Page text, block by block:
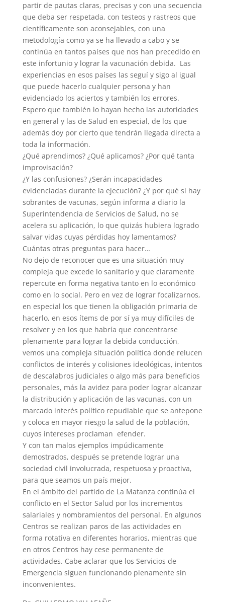
partir de pautas claras, precisas y con una secuencia
que deba ser respetada, con testeos y rastreos que
científicamente son aconsejables, con una
metodología como ya se ha llevado a cabo y se
continúa en tantos países que nos han precedido en
este infortunio y lograr la vacunación debida. Las
experiencias en esos países las seguí y sigo al igual
que puede hacerlo cualquier persona y han
evidenciado los aciertos y también los errores.
Espero que también lo hayan hecho las autoridades
en general y las de Salud en especial, de los que
además doy por cierto que tendrán llegada directa a
toda la información.
¿Qué aprendimos? ¿Qué aplicamos? ¿Por qué tanta
improvisación?
¿Y las confusiones? ¿Serán incapacidades
evidenciadas durante la ejecución? ¿Y por qué si hay
sobrantes de vacunas, según informa a diario la
Superintendencia de Servicios de Salud, no se
acelera su aplicación, lo que quizás hubiera logrado
salvar vidas cuyas pérdidas hoy lamentamos?
Cuántas otras preguntas para hacer…
No dejo de reconocer que es una situación muy
compleja que excede lo sanitario y que claramente
repercute en forma negativa tanto en lo económico
como en lo social. Pero en vez de lograr focalizarnos,
en especial los que tienen la obligación primaria de
hacerlo, en esos ítems de por sí ya muy difíciles de
resolver y en los que habría que concentrarse
plenamente para lograr la debida conducción,
vemos una compleja situación política donde relucen
conflictos de interés y colisiones ideológicas, intentos
de descalabros judiciales o algo más para beneficios
personales, más la avidez para poder lograr alcanzar
la distribución y aplicación de las vacunas, con un
marcado interés político repudiable que se antepone
y coloca en mayor riesgo la salud de la población,
cuyos intereses proclaman efender.
Y con tan malos ejemplos impúdicamente
demostrados, después se pretende lograr una
sociedad civil involucrada, respetuosa y proactiva,
para que seamos un país mejor.
En el ámbito del partido de La Matanza continúa el
conflicto en el Sector Salud por los incrementos
salariales y nombramientos del personal. En algunos
Centros se realizan paros de las actividades en
forma rotativa en diferentes horarios, mientras que
en otros Centros hay cese permanente de
actividades. Cabe aclarar que los Servicios de
Emergencia siguen funcionando plenamente sin
inconvenientes.